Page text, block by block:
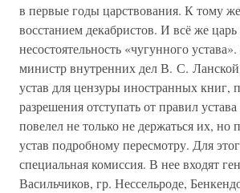
в первые годы царствования. К тому
восстанием декабристов. И всё же
несостоятельность «чугунного
министр внутренних дел В. С.
устав для цензуры иностранных книг,
разрешения отступать от правил
повелел не только не держаться их, но
устав подробному пересмотру. Для
специальная комиссия. В нее входят
Васильчиков, гр. Нессельроде,